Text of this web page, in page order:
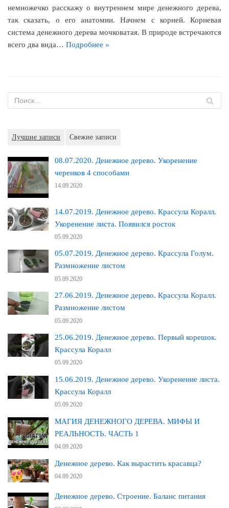
немножечко расскажу о внутреннем мире денежного дерева,
так сказать, о его анатомии. Начнем с корней. Корневая
система денежного дерева мочковатая. В природе встречаются
всего два вида… Подробнее »
Лучшие записи Свежие записи
08.07.2020. Денежное дерево. Укоренение
черенков 4 способами
14.09.2020
14.07.2019. Денежное дерево. Крассула Коралл.
Укоренение листа. Появился росток
05.09.2020
05.07.2019. Денежное дерево. Крассула Голум.
Размножение листом
05.09.2020
27.06.2019. Денежное дерево. Крассула Коралл.
Размножение листом
05.09.2020
25.06.2019. Денежное дерево. Первый корешок.
Крассула Коралл
05.09.2020
15.06.2019. Денежное дерево. Укоренение листа.
Крассула Коралл
05.09.2020
МАГИЯ ДЕНЕЖНОГО ДЕРЕВА. МИФЫ И
РЕАЛЬНОСТЬ. ЧАСТЬ 1
04.09.2020
Денежное дерево. Как вырастить красавца?
04.09.2020
Денежное дерево. Строение. Баланс питания